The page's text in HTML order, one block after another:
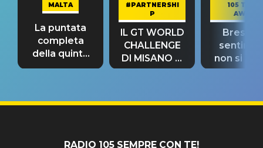
MALTA
La puntata
completa
della quinta
tappa
#PARTNERSHI
P
IL GT WORLD
CHALLENGE
DI MISANO si
riconferma
105 TAKE
AWAY
Bresh:
non si
fino alla
RADIO 105 SEMPRE CON TE!